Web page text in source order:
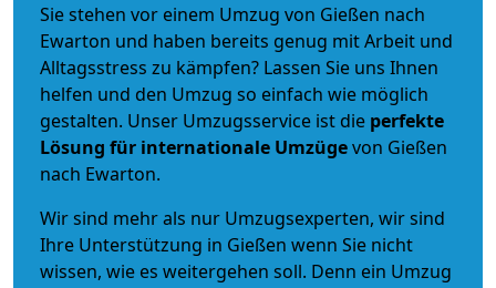
Sie stehen vor einem Umzug von Gießen nach
Ewarton und haben bereits genug mit Arbeit und
Alltagsstress zu kämpfen? Lassen Sie uns Ihnen
helfen und den Umzug so einfach wie möglich
gestalten. Unser Umzugsservice ist die perfekte
Lösung für internationale Umzügevon Gießen
nach Ewarton.
Wir sind mehr als nur Umzugsexperten, wir sind
Ihre Unterstützung in Gießen wenn Sie nicht
wissen, wie es weitergehen soll. Denn ein Umzug